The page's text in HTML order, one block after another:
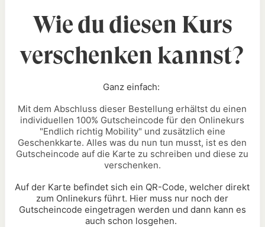
Wie du diesen Kurs
verschenken kannst?
Ganz einfach:
Mit dem Abschluss dieser Bestellung erhältst du einen
individuellen 100% Gutscheincode für den Onlinekurs
"Endlich richtig Mobility" und zusätzlich eine
Geschenkkarte. Alles was du nun tun musst, ist es den
Gutscheincode auf die Karte zu schreiben und diese zu
verschenken.
Auf der Karte befindet sich ein QR-Code, welcher direkt
zum Onlinekurs führt. Hier muss nur noch der
Gutscheincode eingetragen werden und dann kann es
auch schon losgehen.